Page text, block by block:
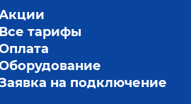
Все тарифы
на подключение